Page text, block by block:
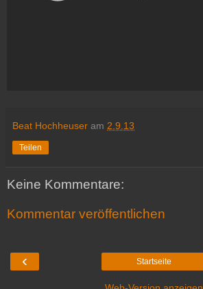
Beat Hochheuser am 2.9.13
Teilen
Keine Kommentare:
Kommentar veröffentlichen
‹ Startseite